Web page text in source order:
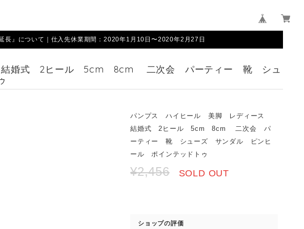
長』について｜仕入先休業期間：2020年1月10日〜2020年2月27日
結婚式 2ヒール 5cm 8cm 二次会 パーティー 靴 シュ
パンプス ハイヒール 美脚 レディース
結婚式 2ヒール 5cm 8cm 二次会 パ
ーティー 靴 シューズ サンダル ピンヒ
ール ポインテッドトゥ
¥2,456 SOLD OUT
ショップの評価